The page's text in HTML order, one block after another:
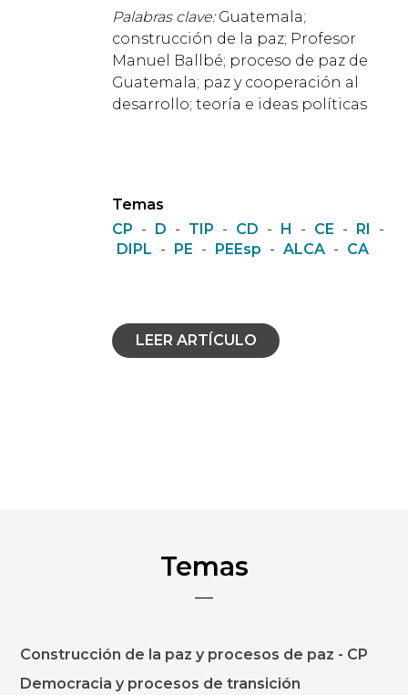
Palabras clave:Guatemala;
construcción de la paz; Profesor
Manuel Ballbé; proceso de paz de
Guatemala; paz y cooperación al
desarrollo; teoría e ideas políticas
Temas
CP - D - TIP - CD - H - CE - RI
-
DIPL - PE - PEEsp - ALCA - CA
LEER ARTÍCULO
Temas
Construcción de la paz y procesos de paz - CP
Democracia y procesos de transición